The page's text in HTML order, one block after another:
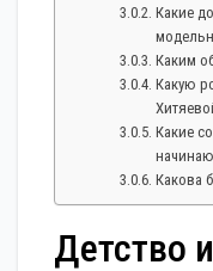
Какие
Каким
Какую
Какие
Какова
Детство